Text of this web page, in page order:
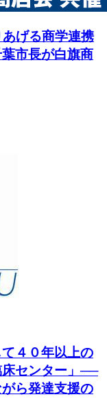
げる商学連携
市長が白旗商
４０年以上の
センター」──
ら発達支援の